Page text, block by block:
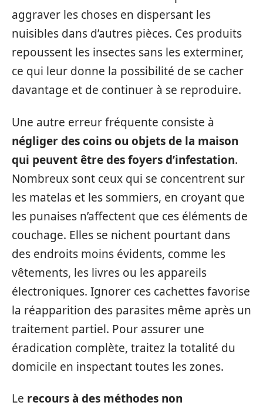
aggraver les choses en dispersant les
nuisibles dans d’autres pièces. Ces produits
repoussent les insectes sans les exterminer,
ce qui leur donne la possibilité de se cacher
davantage et de continuer à se reproduire.
Une autre erreur fréquente consiste à
négliger des coins ou objets de la maison
qui peuvent être des foyers d’infestation.
Nombreux sont ceux qui se concentrent sur
les matelas et les sommiers, en croyant que
les punaises n’affectent que ces éléments de
couchage. Elles se nichent pourtant dans
des endroits moins évidents, comme les
vêtements, les livres ou les appareils
électroniques. Ignorer ces cachettes favorise
la réapparition des parasites même après un
traitement partiel. Pour assurer une
éradication complète, traitez la totalité du
domicile en inspectant toutes les zones.
Le recours à des méthodes non